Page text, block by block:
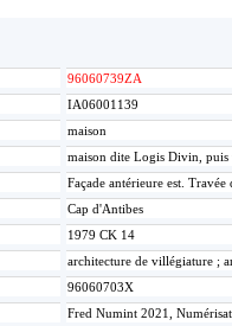
96060739ZA
IA06001139
maison
maison dite Logis Divin, puis
Façade antérieure est. Travée
Cap d'Antibes
1979 CK 14
architecture de villégiature ;
96060703X
Fred Numint 2021,